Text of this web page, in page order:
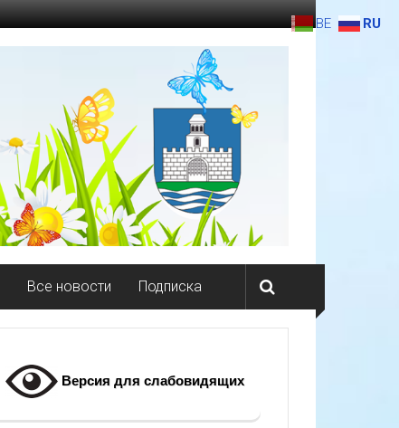
Все новости Подписка
Версия для слабовидящих
BE RU